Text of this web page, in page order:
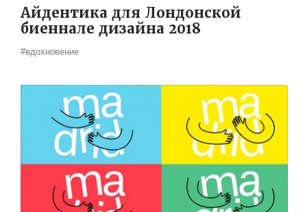
Айдентика для Лондонской
биеннале дизайна 2018
#вдохновение